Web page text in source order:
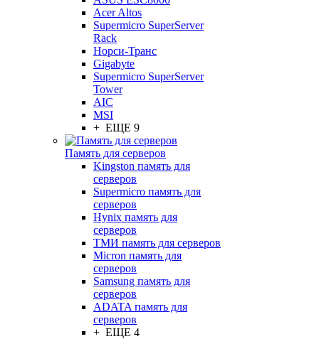
Acer Altos
Supermicro SuperServer
Rack
Норси-Транс
Gigabyte
Supermicro SuperServer
Tower
AIC
MSI
+ ЕЩЕ 9
Память для серверов
Kingston память для
серверов
Supermicro память для
серверов
Hynix память для
серверов
ТМИ память для серверов
Micron память для
серверов
Samsung память для
серверов
ADATA память для
серверов
+ ЕЩЕ 4